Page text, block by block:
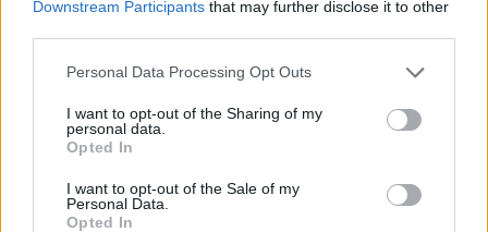
Downstream Participants that may further disclose it to other
Please note that this website/app uses one or more Google
not limited to your visit or usage behaviour. You may click to
grant or deny consent to Google and its third-party tags to
use your data for below specified purposes in below Google
consent section.
Personal Data Processing Opt Outs
I want to opt-out of the Sharing of my
personal data.
Opted In
I want to opt-out of the Sale of my
Personal Data.
Opted In
Gál Ferenc Egyetem